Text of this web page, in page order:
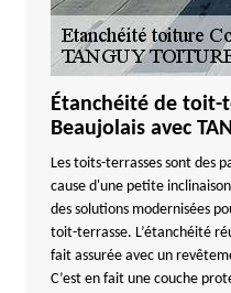
Étanchéité de toit-
Beaujolais avec
Les toits-terrasses sont des
cause d'une petite
des solutions modernisées
toit-terrasse. L’étanchéité
fait assurée avec un
C’est en fait une couche